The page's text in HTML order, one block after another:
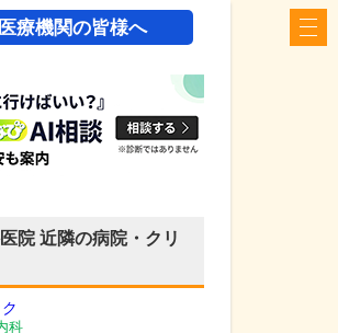
医療機関の皆様へ
院近隣の病院・クリ
科